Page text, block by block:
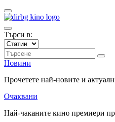
Търси в:
Новини
Прочетете най-новите и
Очаквани
Най-чаканите кино премиери